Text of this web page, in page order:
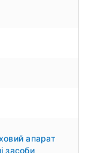
апарат
засоби